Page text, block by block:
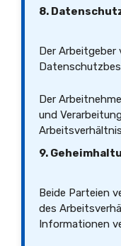
8.
Der
Der
und
9.
Beide Parteien
des
Informationen